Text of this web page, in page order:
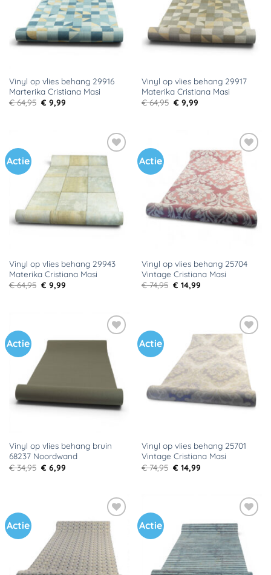
Vinyl op vlies behang 29916
Marterika Cristiana Masi
€64,95 Oorspronkelijke
prijs
€ 9,99Huidige
Vinyl op vlies behang 29917
Materika Cristiana Masi
€64,95 Oorspronkelijke
prijs
€ 9,99Huidige
Actie
Toevoegen
aan
verlanglijst
Vinyl op vlies behang 29943
Materika Cristiana Masi
€64,95 Oorspronkelijke
prijs
€ 9,99Huidige
Actie
Toevoegen
aan
verlanglijst
Vinyl op vlies behang 25704
Vintage Cristiana Masi
€74,95 Oorspronkelijke
prijs
€ 14,99Huidige
Actie
Toevoegen
aan
verlanglijst
Vinyl op vlies behang bruin
68237 Noordwand
€34,95 Oorspronkelijke
prijs
€ 6,99Huidige
Actie
Toevoegen
aan
verlanglijst
Vinyl op vlies behang 25701
Vintage Cristiana Masi
€74,95 Oorspronkelijke
prijs
€ 14,99Huidige
Actie
Toevoegen
aan
verlanglijst
Actie
Toevoegen
aan
verlanglijst